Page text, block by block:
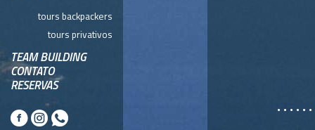
tours backpackers
tours privativos
TEAM BUILDING
CONTATO
RESERVAS